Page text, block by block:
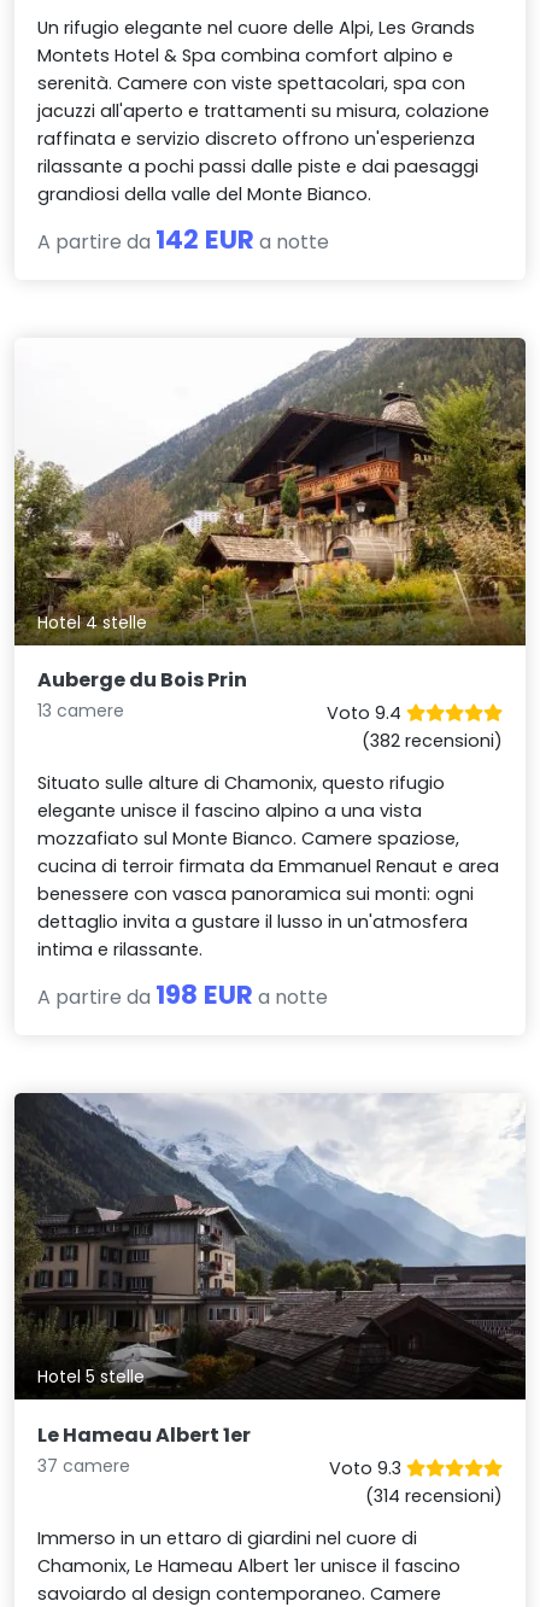
Un rifugio elegante nel cuore delle Alpi, Les Grands
Montets Hotel & Spa combina comfort alpino e
serenità. Camere con viste spettacolari, spa con
jacuzzi all'aperto e trattamenti su misura, colazione
raffinata e servizio discreto offrono un'esperienza
rilassante a pochi passi dalle piste e dai paesaggi
grandiosi della valle del Monte Bianco.
A partire da 142 EUR a notte
Hotel 4 stelle
Auberge du Bois Prin
13 camere
Voto 9.4
(382 recensioni)
Situato sulle alture di Chamonix, questo rifugio
elegante unisce il fascino alpino a una vista
mozzafiato sul Monte Bianco. Camere spaziose,
cucina di terroir firmata da Emmanuel Renaut e area
benessere con vasca panoramica sui monti: ogni
dettaglio invita a gustare il lusso in un'atmosfera
intima e rilassante.
A partire da 198 EUR a notte
Hotel 5 stelle
Le Hameau Albert 1er
37 camere
Voto 9.3
(314 recensioni)
Immerso in un ettaro di giardini nel cuore di
Chamonix, Le Hameau Albert 1er unisce il fascino
savoiardo al design contemporaneo. Camere